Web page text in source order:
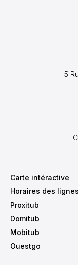
5
Carte intéractive
Horaires des lignes
Proxitub
Domitub
Mobitub
Ouestgo